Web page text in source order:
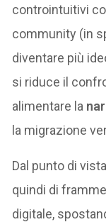
controintuitivi
community (in
diventare più
si riduce il
alimentare la
la migrazione
Dal punto di
quindi di
digitale,